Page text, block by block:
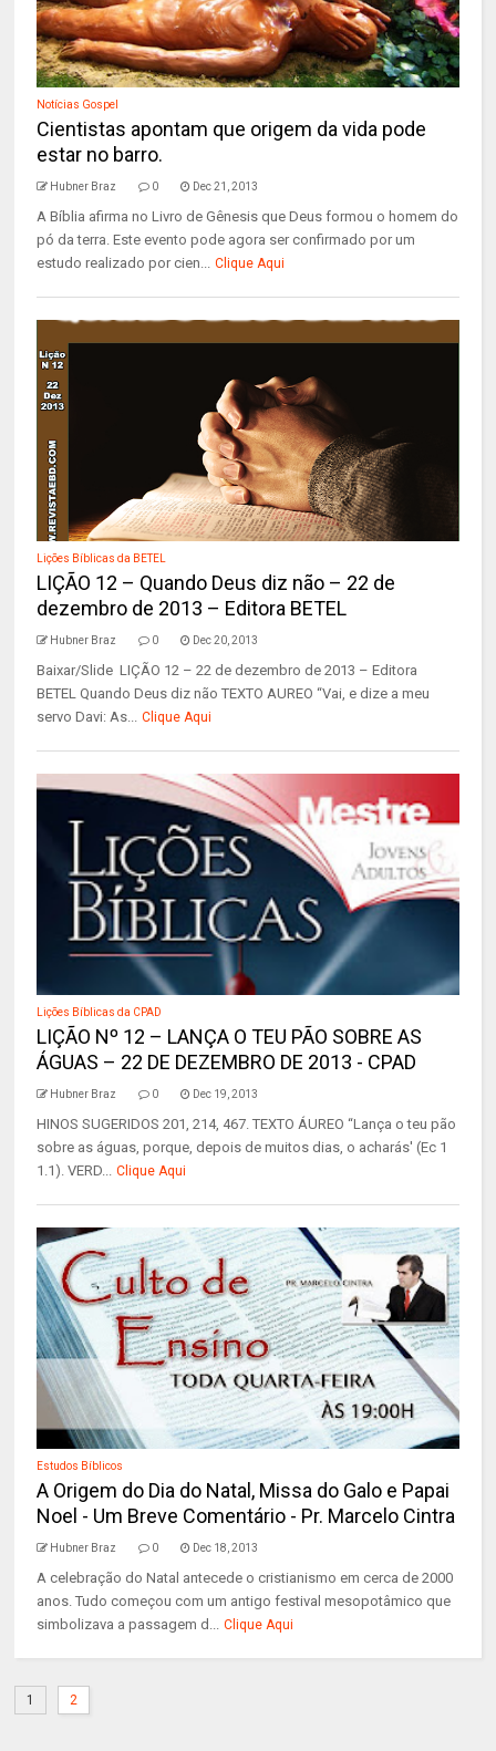
Notícias Gospel
Cientistas apontam que origem da vida pode
estar no barro.
Hubner Braz 0 Dec 21, 2013
A Bíblia afirma no Livro de Gênesis que Deus formou o homem do
pó da terra. Este evento pode agora ser confirmado por um
estudo realizado por cien... Clique Aqui
Lições Bíblicas da BETEL
LIÇÃO 12 – Quando Deus diz não – 22 de
dezembro de 2013 – Editora BETEL
Hubner Braz 0 Dec 20, 2013
Baixar/Slide LIÇÃO 12 – 22 de dezembro de 2013 – Editora
BETEL Quando Deus diz não TEXTO AUREO “Vai, e dize a meu
servo Davi: As... Clique Aqui
Lições Bíblicas da CPAD
LIÇÃO Nº 12 – LANÇA O TEU PÃO SOBRE AS
ÁGUAS – 22 DE DEZEMBRO DE 2013 - CPAD
Hubner Braz 0 Dec 19, 2013
HINOS SUGERIDOS 201, 214, 467. TEXTO ÁUREO “Lança o teu pão
sobre as águas, porque, depois de muitos dias, o acharás' (Ec 1
1.1). VERD... Clique Aqui
Estudos Bíblicos
A Origem do Dia do Natal, Missa do Galo e Papai
Noel - Um Breve Comentário - Pr. Marcelo Cintra
Hubner Braz 0 Dec 18, 2013
A celebração do Natal antecede o cristianismo em cerca de 2000
anos. Tudo começou com um antigo festival mesopotâmico que
simbolizava a passagem d... Clique Aqui
1 2